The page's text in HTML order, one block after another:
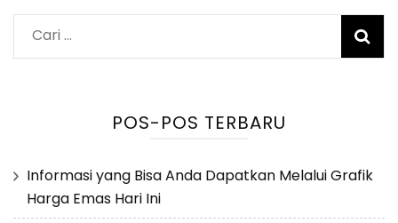
Cari
untuk:
POS-POS TERBARU
Informasi yang Bisa Anda Dapatkan Melalui Grafik
Harga Emas Hari Ini